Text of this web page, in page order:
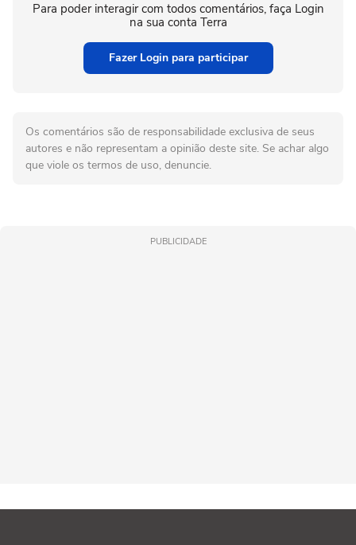
Para poder interagir com todos comentários, faça Login
na sua conta Terra
Fazer Login para participar
Os comentários são de responsabilidade exclusiva de seus
autores e não representam a opinião deste site. Se achar algo
que viole os termos de uso, denuncie.
PUBLICIDADE